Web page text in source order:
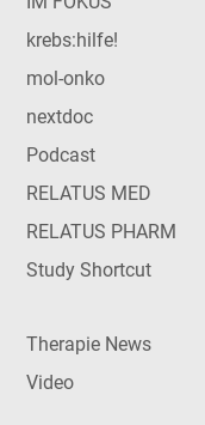
krebs:hilfe!
mol-onko
nextdoc
Podcast
RELATUS MED
RELATUS PHARM
Study Shortcut
Therapie News
Video